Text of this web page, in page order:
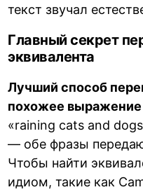
текст звучал
Главный секрет
эквивалента
Лучший способ
похожее выражение
«raining cats and
— обе фразы
Чтобы найти
идиом, такие как